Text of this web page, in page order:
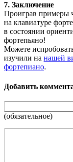
7. Заключение
Проиграв примеры
на клавиатуре
в состоянии
фортепьяно!
Можете
изучили на нашей
фортепиано.
Добавить
(обязательное)